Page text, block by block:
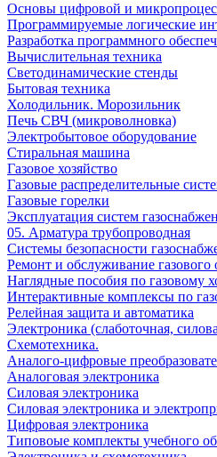
Основы цифровой и
Программируемые логические
Разработка программного
Вычислительная техника
Светодинамические стенды
Бытовая техника
Холодильник. Морозильник
Печь СВЧ (микроволновка)
Электробытовое оборудование
Стиральная машина
Газовое хозяйство
Газовые распределительные
Газовые горелки
Эксплуатация систем
05. Арматура трубопроводная
Системы безопасности
Ремонт и обслуживание газового
Наглядные пособия по газовому
Интерактивные комплексы по
Релейная защита и автоматика
Электроника (слаботочная,
Схемотехника.
Аналого-цифровые
Аналоговая электроника
Cиловая электроника
Cиловая электроника и
Цифровая электроника
Типовоые комплекты учебного